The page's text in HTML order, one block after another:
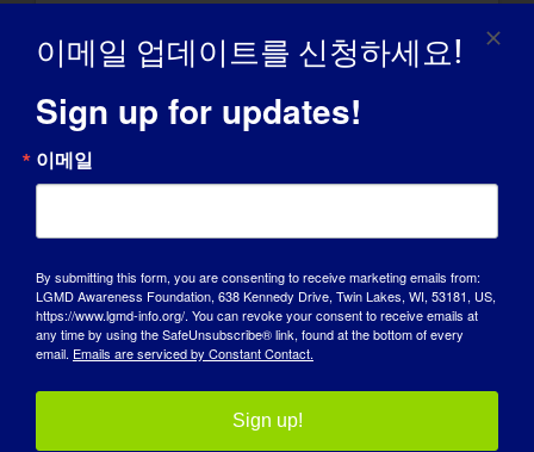
위원들과 긴밀히 협력하고, 위원회 회의에 참석
하며, 와이알라 지역 젊은이들을 위해 우려 사
항과 의견을 제시하고, 행사를 기획하고 조직합
니다.
LGMD가 지금의 자신을 만드는 데 어떤 영향을
저는 할 수 없는 일보다는 할 수 있는 일에 집중
합니다. 제 좌우명은 "나는 내가 할 수 있는 일
을 하고, 내가 할 수 있는 일을 사랑한다!"입니
다.
세상이 LGMD에 대해 알았으면 하는 것
이메일 업데이트를 신청하세요!
Sign up for updates!
이메일
By submitting this form, you are consenting to receive marketing emails from:
LGMD Awareness Foundation, 638 Kennedy Drive, Twin Lakes, WI, 53181, US,
https://www.lgmd-info.org/. You can revoke your consent to receive emails at
any time by using the SafeUnsubscribe® link, found at the bottom of every
email. Emails are serviced by Constant Contact.
Sign up!